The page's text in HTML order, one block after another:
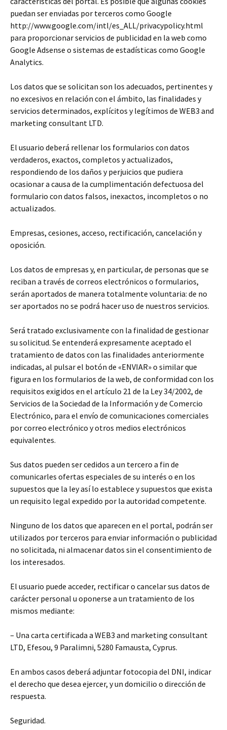
puedan ser enviadas por terceros como Google
http://www.google.com/intl/es_ALL/privacypolicy.html
para proporcionar servicios de publicidad en la web como
Google Adsense o sistemas de estadísticas como Google
Analytics.
Los datos que se solicitan son los adecuados, pertinentes y
no excesivos en relación con el ámbito, las finalidades y
servicios determinados, explícitos y legítimos de WEB3 and
marketing consultant LTD.
El usuario deberá rellenar los formularios con datos
verdaderos, exactos, completos y actualizados,
respondiendo de los daños y perjuicios que pudiera
ocasionar a causa de la cumplimentación defectuosa del
formulario con datos falsos, inexactos, incompletos o no
actualizados.
Empresas, cesiones, acceso, rectificación, cancelación y
oposición.
Los datos de empresas y, en particular, de personas que se
reciban a través de correos electrónicos o formularios,
serán aportados de manera totalmente voluntaria: de no
ser aportados no se podrá hacer uso de nuestros servicios.
Será tratado exclusivamente con la finalidad de gestionar
su solicitud. Se entenderá expresamente aceptado el
tratamiento de datos con las finalidades anteriormente
indicadas, al pulsar el botón de «ENVIAR» o similar que
figura en los formularios de la web, de conformidad con los
requisitos exigidos en el artículo 21 de la Ley 34/2002, de
Servicios de la Sociedad de la Información y de Comercio
Electrónico, para el envío de comunicaciones comerciales
por correo electrónico y otros medios electrónicos
equivalentes.
Sus datos pueden ser cedidos a un tercero a fin de
comunicarles ofertas especiales de su interés o en los
supuestos que la ley así lo establece y supuestos que exista
un requisito legal expedido por la autoridad competente.
Ninguno de los datos que aparecen en el portal, podrán ser
utilizados por terceros para enviar información o publicidad
no solicitada, ni almacenar datos sin el consentimiento de
los interesados.
El usuario puede acceder, rectificar o cancelar sus datos de
carácter personal u oponerse a un tratamiento de los
mismos mediante:
– Una carta certificada a WEB3 and marketing consultant
LTD, Efesou, 9 Paralimni, 5280 Famausta, Cyprus.
En ambos casos deberá adjuntar fotocopia del DNI, indicar
el derecho que desea ejercer, y un domicilio o dirección de
respuesta.
Seguridad.